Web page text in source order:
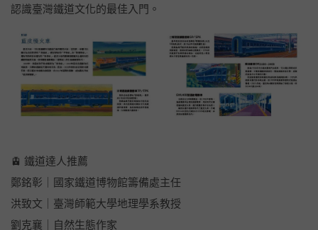
認識臺灣鐵道文化的最佳入門。
🚊 鐵道達人推薦
鄭銘彰｜國家鐵道博物館籌備處主任
洪致文｜臺灣師範大學地理學系教授
劉克襄｜自然生態作家